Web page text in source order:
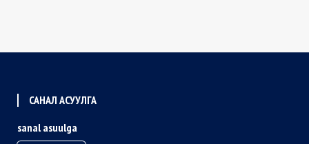
САНАЛ АСУУЛГА
sanal asuulga